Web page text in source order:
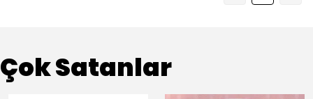
Çok Satanlar